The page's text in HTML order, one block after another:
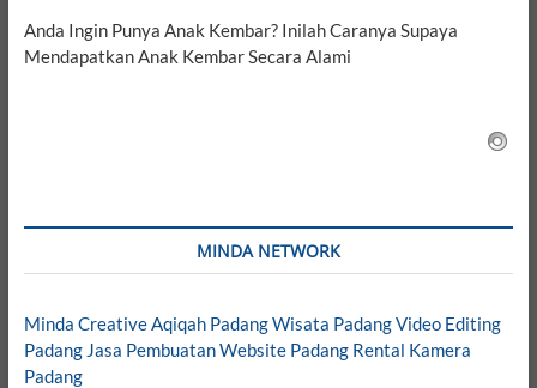
Anda Ingin Punya Anak Kembar? Inilah Caranya Supaya
Mendapatkan Anak Kembar Secara Alami
MINDA NETWORK
Minda CreativeAqiqah PadangWisata PadangVideo Editing
Padang Jasa Pembuatan Website Padang Rental Kamera
Padang